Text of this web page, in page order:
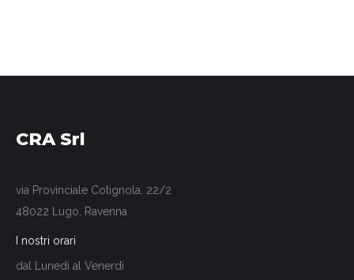
CRA Srl
via Provinciale Cotignola, 22/2
48022 Lugo, Ravenna
I nostri orari
dal Lunedì al Venerdì